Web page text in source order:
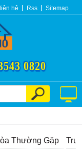
hệ Rss Sitemap
0820
Thường Gặp